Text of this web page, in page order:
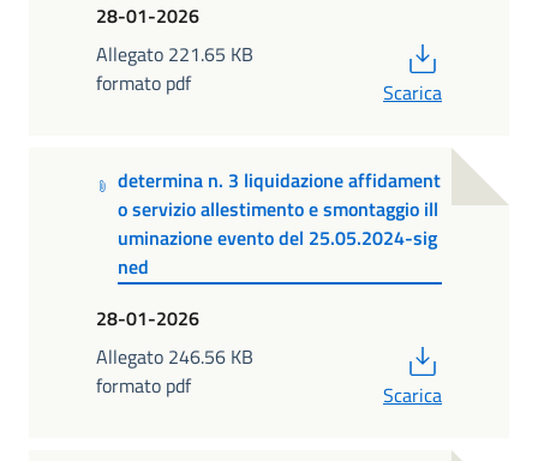
28-01-2026
Allegato 221.65 KB
formato pdf
Scarica
determina n. 3 liquidazione affidament
o servizio allestimento e smontaggio ill
uminazione evento del 25.05.2024-sig
ned
28-01-2026
Allegato 246.56 KB
formato pdf
Scarica